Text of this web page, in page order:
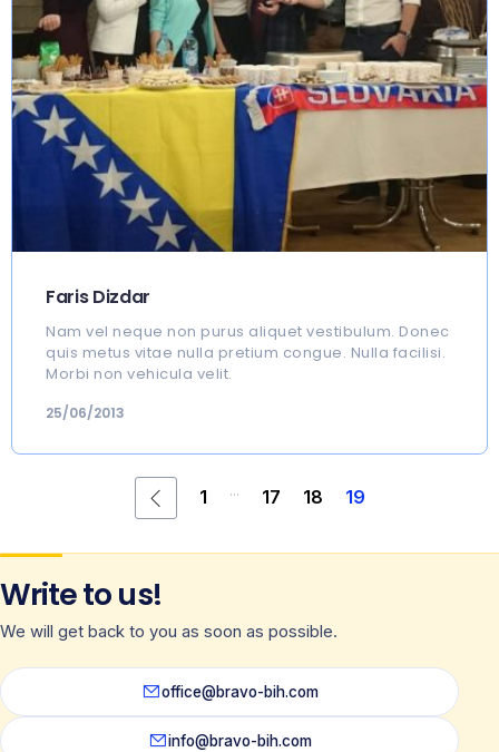
Faris Dizdar
Nam vel neque non purus aliquet vestibulum. Donec
quis metus vitae nulla pretium congue. Nulla facilisi.
Morbi non vehicula velit.
25/06/2013
1 ... 17 18 19
Write to us!
We will get back to you as soon as possible.
office@bravo-bih.com
info@bravo-bih.com